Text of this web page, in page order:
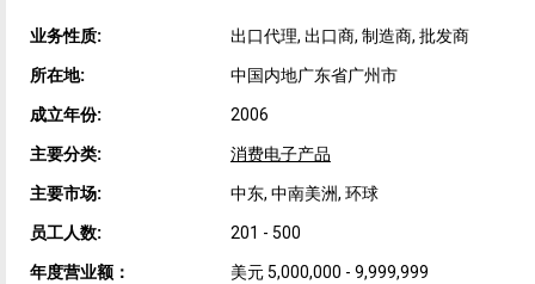
业务性质: 出口代理, 出口商, 制造商, 批发商
所在地: 中国内地广东省广州市
成立年份: 2006
主要分类: 消费电子产品
主要市场: 中东, 中南美洲, 环球
员工人数: 201 - 500
年度营业额： 美元 5,000,000 - 9,999,999